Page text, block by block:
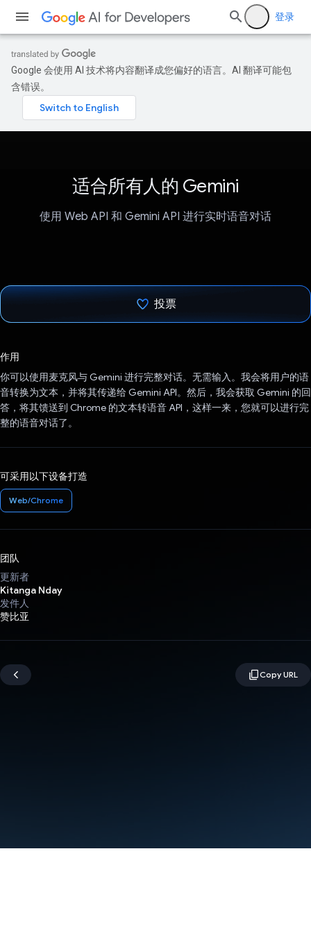
登录
Google 会使用 AI 技术将内容翻译成您偏好的语言。AI 翻译可能包
含错误。
适合所有人的 Gemini
使用 Web API 和 Gemini API 进行实时语音对话
投票
作用
你可以使用麦克风与 Gemini 进行完整对话。无需输入。我会将用户的语
音转换为文本，并将其传递给 Gemini API。然后，我会获取 Gemini 的回
答，将其馈送到 Chrome 的文本转语音 API，这样一来，您就可以进行完
整的语音对话了。
可采用以下设备打造
Web/Chrome
团队
更新者
Kitanga Nday
发件人
赞比亚